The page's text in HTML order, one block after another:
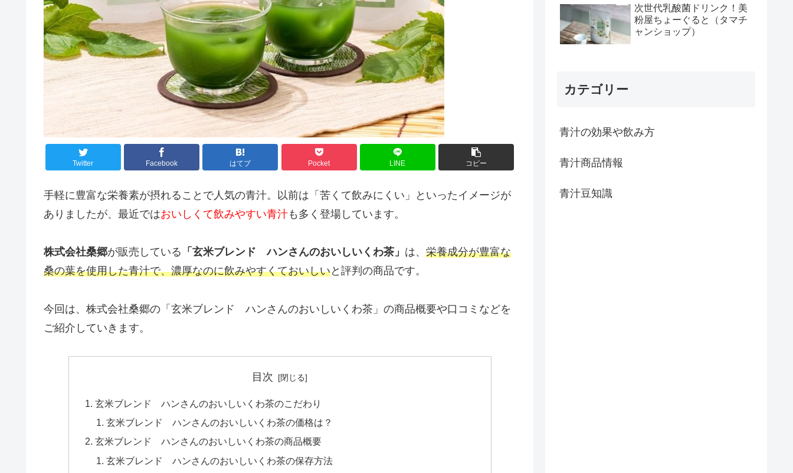
Twitter Facebook はてブ Pocket LINE コピー
手軽に豊富な栄養素が摂れることで人気の青汁。以前は「苦くて飲みにくい」といったイメージが
ありましたが、最近ではおいしくて飲みやすい青汁も多く登場しています。
株式会社桑郷が販売している 「玄米ブレンド ハンさんのおいしいくわ茶」 は、 栄養成分が豊富な
桑の葉を使用した青汁で、濃厚なのに飲みやすくておいしいと評判の商品です。
今回は、株式会社桑郷の「玄米ブレンド ハンさんのおいしいくわ茶」の商品概要や口コミなどを
ご紹介していきます。
目次
玄米ブレンド ハンさんのおいしいくわ茶のこだわり
玄米ブレンド ハンさんのおいしいくわ茶の価格は？
玄米ブレンド ハンさんのおいしいくわ茶の商品概要
玄米ブレンド ハンさんのおいしいくわ茶の保存方法
次世代乳酸菌ドリンク！美
粉屋ちょーぐると（タマチ
ャンショップ）
カテゴリー
青汁の効果や飲み方
青汁商品情報
青汁豆知識